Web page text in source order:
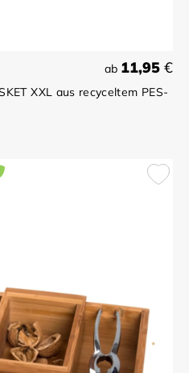
ab 11,95 €
XXL aus recyceltem PES-